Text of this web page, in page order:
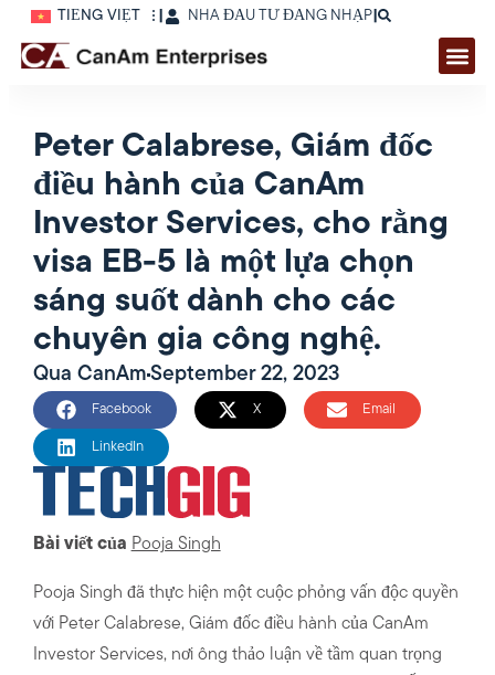
TIẾNG VIỆT NHÀ ĐẦU TƯ ĐĂNG NHẬP |
Peter Calabrese, Giám đốc
điều hành của CanAm
Investor Services, cho rằng
visa EB-5 là một lựa chọn
sáng suốt dành cho các
chuyên gia công nghệ.
Qua CanAmSeptember 22, 2023
Facebook X Email
LinkedIn
Bài viết của Pooja Singh
Pooja Singh đã thực hiện một cuộc phỏng vấn độc quyền
với Peter Calabrese, Giám đốc điều hành của CanAm
Investor Services, nơi ông thảo luận về tầm quan trọng